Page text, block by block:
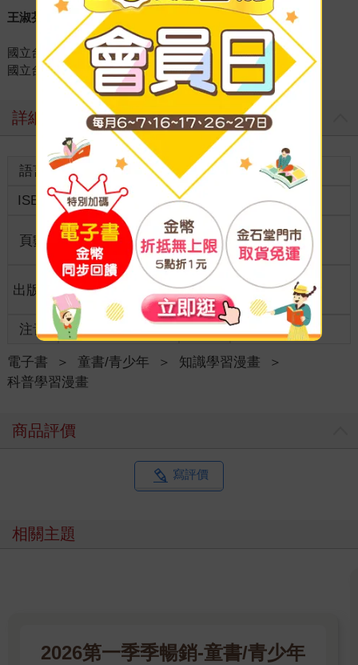
王淑芬
國立台灣師範大學歷史系博士
國立台北教育大學社會與區域發展學系 系主任
詳細資料
語言 中文繁體
裝訂
ISBN
9789865588342 分級 普通級
頁數 160
商品規
格
16.5*23
出版地 台灣
適讀年
齡
11~15歲適讀
注音 級別
電子書 ＞ 童書/青少年 ＞ 知識學習漫畫
＞
科普學習漫畫
商品評價
寫評價
相關主題
2026第一季季暢銷-童書/青少年